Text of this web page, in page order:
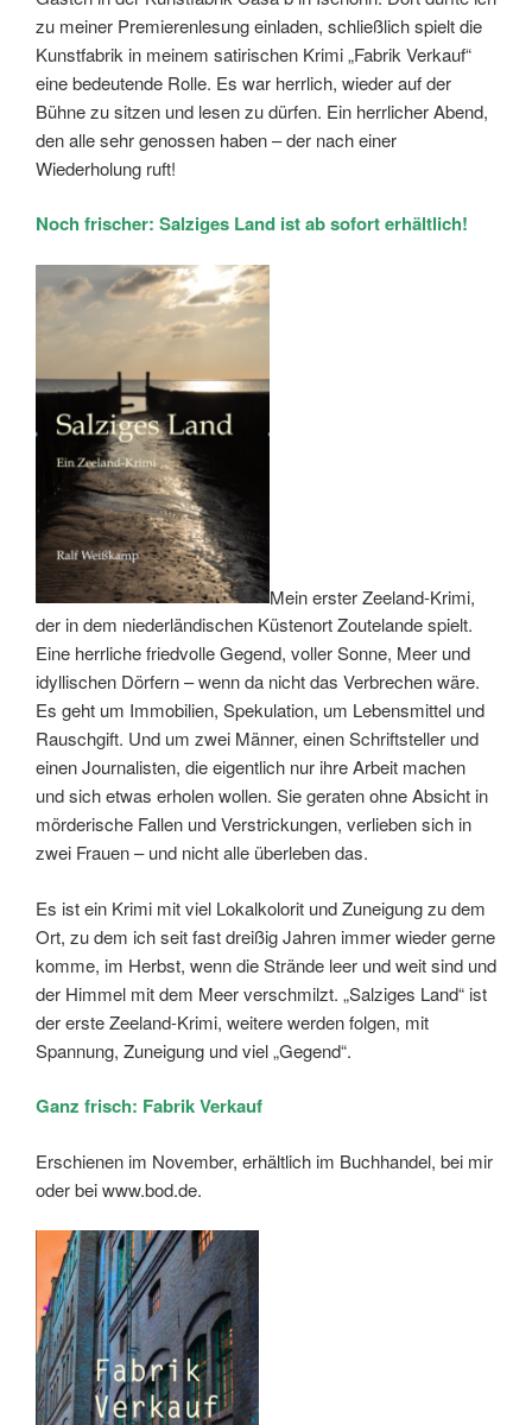
zu meiner Premierenlesung einladen, schließlich spielt die
Kunstfabrik in meinem satirischen Krimi „Fabrik Verkauf“
eine bedeutende Rolle. Es war herrlich, wieder auf der
Bühne zu sitzen und lesen zu dürfen. Ein herrlicher Abend,
den alle sehr genossen haben – der nach einer
Wiederholung ruft!
Noch frischer: Salziges Land ist ab sofort erhältlich!
Mein erster Zeeland-Krimi,
der in dem niederländischen Küstenort Zoutelande spielt.
Eine herrliche friedvolle Gegend, voller Sonne, Meer und
idyllischen Dörfern – wenn da nicht das Verbrechen wäre.
Es geht um Immobilien, Spekulation, um Lebensmittel und
Rauschgift. Und um zwei Männer, einen Schriftsteller und
einen Journalisten, die eigentlich nur ihre Arbeit machen
und sich etwas erholen wollen. Sie geraten ohne Absicht in
mörderische Fallen und Verstrickungen, verlieben sich in
zwei Frauen – und nicht alle überleben das.
Es ist ein Krimi mit viel Lokalkolorit und Zuneigung zu dem
Ort, zu dem ich seit fast dreißig Jahren immer wieder gerne
komme, im Herbst, wenn die Strände leer und weit sind und
der Himmel mit dem Meer verschmilzt. „Salziges Land“ ist
der erste Zeeland-Krimi, weitere werden folgen, mit
Spannung, Zuneigung und viel „Gegend“.
Ganz frisch: Fabrik Verkauf
Erschienen im November, erhältlich im Buchhandel, bei mir
oder bei www.bod.de.